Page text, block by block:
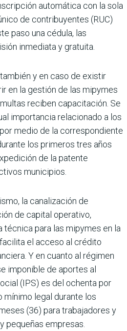
automática con la sola
de contribuyentes (RUC)
paso una cédula, las
inmediata y gratuita.
y en caso de existir
en la gestión de las mipymes
reciben capacitación. Se
importancia relacionado a los
medio de la correspondiente
los primeros tres años
de la patente
municipios.
la canali­zación de
de capital operativo,
técnica para las mipymes en la
el acceso al crédito
Y en cuanto al régimen
imponible de aportes al
(IPS) es del ochenta por
mínimo legal durante los
(36) para trabajado­res y
pequeñas empresas.